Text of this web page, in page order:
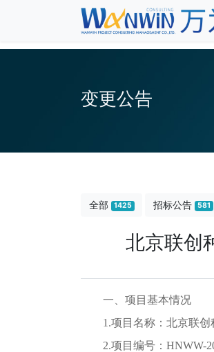
变更公告
全部 1425 招标公告 581
北京联创
一、项目基本情况
1.项目名称： 北京联创
2.项目编号：HNWW-